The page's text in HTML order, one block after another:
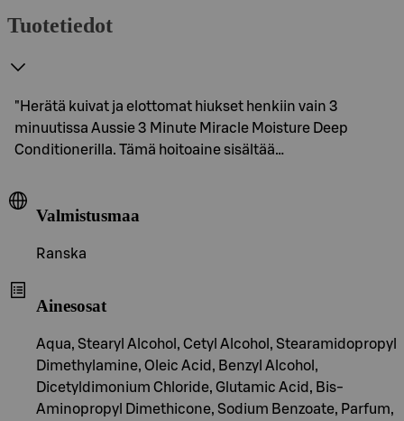
Tuotetiedot
"Herätä kuivat ja elottomat hiukset henkiin vain 3
minuutissa Aussie 3 Minute Miracle Moisture Deep
Conditionerilla. Tämä hoitoaine sisältää…
Valmistusmaa
Ranska
Ainesosat
Aqua, Stearyl Alcohol, Cetyl Alcohol, Stearamidopropyl
Dimethylamine, Oleic Acid, Benzyl Alcohol,
Dicetyldimonium Chloride, Glutamic Acid, Bis-
Aminopropyl Dimethicone, Sodium Benzoate, Parfum,